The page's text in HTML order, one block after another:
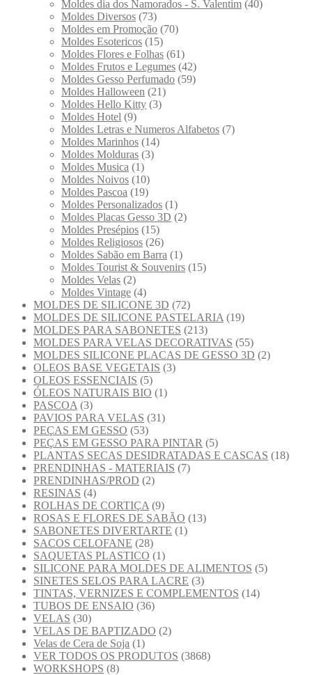
Moldes dia dos Namorados - S. Valentim (40)
Moldes Diversos (73)
Moldes em Promoção (70)
Moldes Esotericos (15)
Moldes Flores e Folhas (61)
Moldes Frutos e Legumes (42)
Moldes Gesso Perfumado (59)
Moldes Halloween (21)
Moldes Hello Kitty (3)
Moldes Hotel (9)
Moldes Letras e Numeros Alfabetos (7)
Moldes Marinhos (14)
Moldes Molduras (3)
Moldes Musica (1)
Moldes Noivos (10)
Moldes Pascoa (19)
Moldes Personalizados (1)
Moldes Placas Gesso 3D (2)
Moldes Presépios (15)
Moldes Religiosos (26)
Moldes Sabão em Barra (1)
Moldes Tourist & Souvenirs (15)
Moldes Velas (2)
Moldes Vintage (4)
MOLDES DE SILICONE 3D (72)
MOLDES DE SILICONE PASTELARIA (19)
MOLDES PARA SABONETES (213)
MOLDES PARA VELAS DECORATIVAS (55)
MOLDES SILICONE PLACAS DE GESSO 3D (2)
OLEOS BASE VEGETAIS (3)
OLEOS ESSENCIAIS (5)
ÓLEOS NATURAIS BIO (1)
PASCOA (3)
PAVIOS PARA VELAS (31)
PEÇAS EM GESSO (53)
PEÇAS EM GESSO PARA PINTAR (5)
PLANTAS SECAS DESIDRATADAS E CASCAS (18)
PRENDINHAS - MATERIAIS (7)
PRENDINHAS/PROD (2)
RESINAS (4)
ROLHAS DE CORTIÇA (9)
ROSAS E FLORES DE SABÃO (13)
SABONETES DIVERTARTE (1)
SACOS CELOFANE (28)
SAQUETAS PLASTICO (1)
SILICONE PARA MOLDES DE ALIMENTOS (5)
SINETES SELOS PARA LACRE (3)
TINTAS, VERNIZES E COMPLEMENTOS (14)
TUBOS DE ENSAIO (36)
VELAS (30)
VELAS DE BAPTIZADO (2)
Velas de Cera de Soja (1)
VER TODOS OS PRODUTOS (3868)
WORKSHOPS (8)